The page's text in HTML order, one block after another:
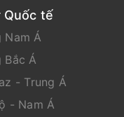
Ty du lịch sẽ
du lịch được miễn
khách hàng từ 70
tuần tuổi, phải có
y tế cho thẩm
Quốc tế
Nam Á
Á
- Trung Á
- Nam Á